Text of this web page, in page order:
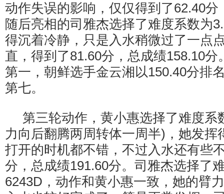
动作失误的影响，仅仅得到了62.40分
随后亮相的司雅杰选择了难度系数为
得沉着冷静，只是入水稍微过了一点
直，得到了81.60分，总成绩158.10
第一，朝鲜选手金云湘以150.40分排
第七。
第三轮动作，黄小惠选择了难度系
力向后翻腾两周转体一周半)，她发挥
打开的时机都不错，不过入水还有些
分，总成绩191.60分。司雅杰选择了
6243D，动作和黄小惠一致，她的臂